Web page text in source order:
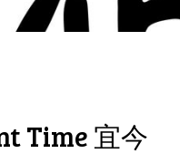
Time 宜今